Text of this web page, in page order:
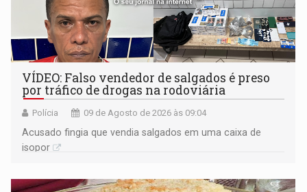
VÍDEO: Falso vendedor de salgados é preso
por tráfico de drogas na rodoviária
Polícia 09 de Agosto de 2026 às 09:04
Acusado fingia que vendia salgados em uma caixa de
isopor